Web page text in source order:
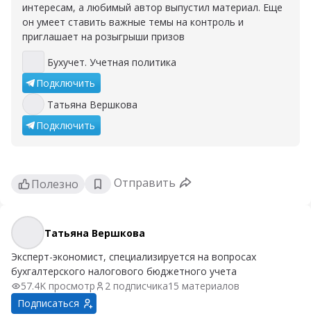
интересам, а любимый автор выпустил материал. Еще
он умеет ставить важные темы на контроль и
приглашает на розыгрыши призов
Бухучет. Учетная политика
Бухучет. Учетная политика
Подключить
Татьяна Вершкова
Татьяна Вершкова
Подключить
Полезно Отправить
Татьяна Вершкова
Татьяна Вершкова
Эксперт-экономист, специализируется на вопросах
бухгалтерского налогового бюджетного учета
57.4K просмотр
2 подписчика15 материалов
Подписаться